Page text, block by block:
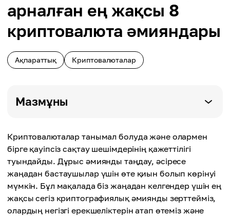
арналған ең жақсы 8
криптовалюта әмияндары
Ақпараттық Криптовалюталар
Мазмұны
Криптовалюталар танымал болуда және олармен
бірге қауіпсіз сақтау шешімдерінің қажеттілігі
туындайды. Дұрыс әмиянды таңдау, әсіресе
жаңадан бастаушылар үшін өте қиын болып көрінуі
мүмкін. Бұл мақалада біз жаңадан келгендер үшін ең
жақсы сегіз криптографиялық әмиянды зерттейміз,
олардың негізгі ерекшеліктерін атап өтеміз және